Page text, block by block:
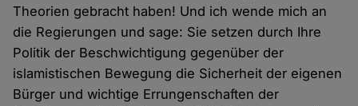
Theorien gebracht haben! Und ich wende mich an
die Regierungen und sage: Sie setzen durch Ihre
Politik der Beschwichtigung gegenüber der
islamistischen Bewegung die Sicherheit der eigenen
Bürger und wichtige Errungenschaften der